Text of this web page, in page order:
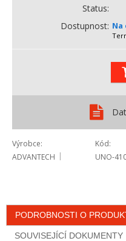
Status
Dostupnost
Výrobce
ADVANTECH
Kód
UNO-
PODROBNOSTI O
SOUVISEJÍCÍ DOKUMENTY